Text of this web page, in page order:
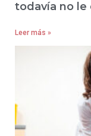
todavía no le
Leer más »